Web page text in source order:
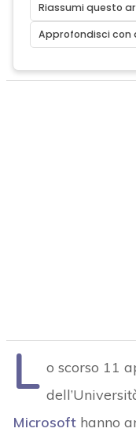
Riassumi questo
Approfondisci con
L o scorso 11
Microsofthanno